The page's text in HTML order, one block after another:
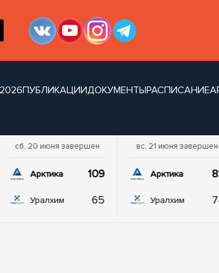
ПУБЛИКАЦИИДОКУМЕНТЫРАСПИСАНИЕ
сб, 20 июня завершен
Арктика 109
Уралхим 65
вс, 21 июня завершен
Арктика
Уралхим